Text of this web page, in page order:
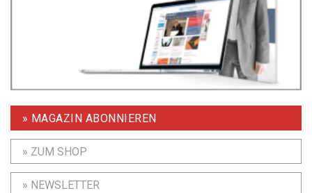
» MAGAZIN ABONNIEREN
» ZUM SHOP
» NEWSLETTER